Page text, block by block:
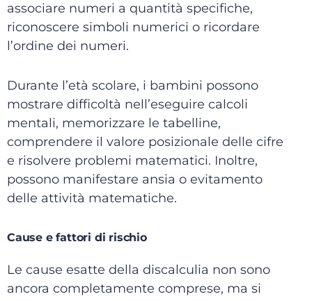
associare numeri a quantità specifiche,
riconoscere simboli numerici o ricordare
l’ordine dei numeri.
Durante l’età scolare, i bambini possono
mostrare difficoltà nell’eseguire calcoli
mentali, memorizzare le tabelline,
comprendere il valore posizionale delle cifre
e risolvere problemi matematici. Inoltre,
possono manifestare ansia o evitamento
delle attività matematiche.
Cause e fattori di rischio
Le cause esatte della discalculia non sono
ancora completamente comprese, ma si